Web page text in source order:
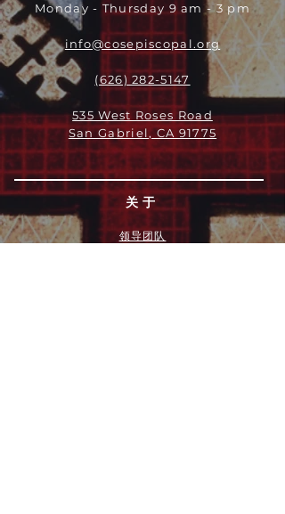
Monday - Thursday 9 am - 3 pm
info@cosepiscopal.org
(626) 282-5147
535 West Roses Road
San Gabriel, CA 91775
关于
领导团队